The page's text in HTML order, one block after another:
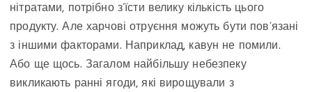
нітратами, потрібно з’їсти велику кількість цього
продукту. Але харчові отруєння можуть бути пов’язані
з іншими факторами. Наприклад, кавун не помили.
Або ще щось. Загалом найбільшу небезпеку
викликають ранні ягоди, які вирощували з